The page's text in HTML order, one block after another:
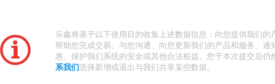
乐鑫将基于以下使用目的收集上述数据信息：向您提供我们的
帮助您完成交易、与您沟通、向您更新我们的产品和服务、通
惠、保护我们系统的安全或其他合法权益。您于本次提交后仍
系我们 选择新增或退出与我们共享某些数据。